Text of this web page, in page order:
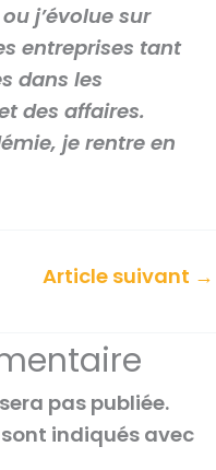
j’évolue sur
entreprises tant
dans les
des affaires.
je rentre en
Article suivant →
pas publiée.
indiqués avec